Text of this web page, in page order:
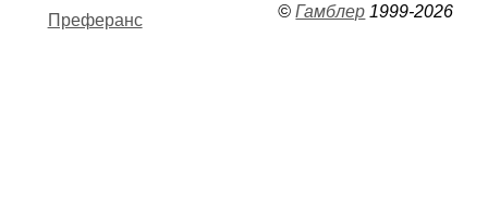
Преферанс ©Гамблер 1999-2026